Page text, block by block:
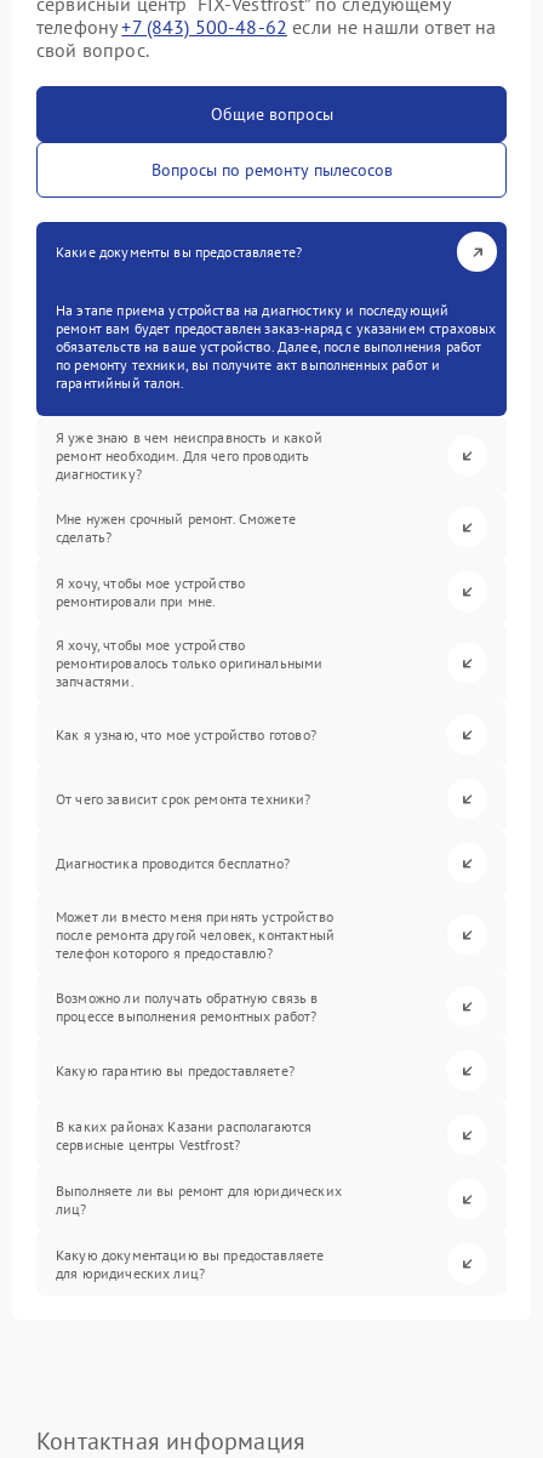
телефону+7 (843) 500-48-62 если не нашли ответ на
свой вопрос.
Общие вопросы
Вопросы по ремонту пылесосов
Какие документы вы предоставляете?
На этапе приема устройства на диагностику и последующий
ремонт вам будет предоставлен заказ-наряд с указанием страховых
обязательств на ваше устройство. Далее, после выполнения работ
по ремонту техники, вы получите акт выполненных работ и
гарантийный талон.
Я уже знаю в чем неисправность и какой
ремонт необходим. Для чего проводить
диагностику?
Мне нужен срочный ремонт. Сможете
сделать?
Я хочу, чтобы мое устройство
ремонтировали при мне.
Я хочу, чтобы мое устройство
ремонтировалось только оригинальными
запчастями.
Как я узнаю, что мое устройство готово?
От чего зависит срок ремонта техники?
Диагностика проводится бесплатно?
Может ли вместо меня принять устройство
после ремонта другой человек, контактный
телефон которого я предоставлю?
Возможно ли получать обратную связь в
процессе выполнения ремонтных работ?
Какую гарантию вы предоставляете?
В каких районах Казани располагаются
сервисные центры Vestfrost?
Выполняете ли вы ремонт для юридических
лиц?
Какую документацию вы предоставляете
для юридических лиц?
Контактная информация